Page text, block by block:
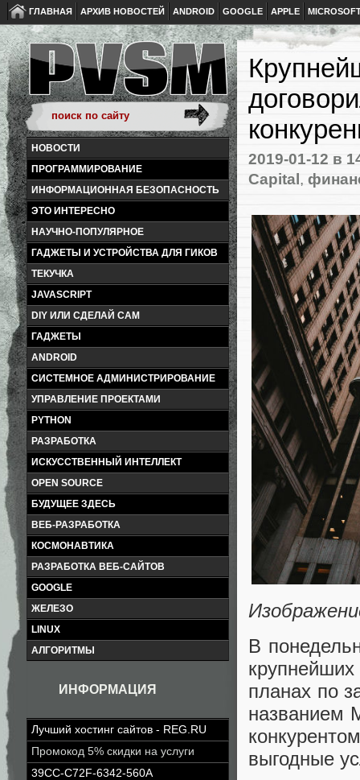
ГЛАВНАЯ АРХИВ НОВОСТЕЙ ANDROID GOOGLE APPLE
НОВОСТИ
ПРОГРАММИРОВАНИЕ
ИНФОРМАЦИОННАЯ БЕЗОПАСНОСТЬ
ЭТО ИНТЕРЕСНО
НАУЧНО-ПОПУЛЯРНОЕ
ГАДЖЕТЫ И УСТРОЙСТВА ДЛЯ ГИКОВ
ТЕКУЧКА
JAVASCRIPT
DIY ИЛИ СДЕЛАЙ САМ
ГАДЖЕТЫ
ANDROID
СИСТЕМНОЕ АДМИНИСТРИРОВАНИЕ
УПРАВЛЕНИЕ ПРОЕКТАМИ
PYTHON
РАЗРАБОТКА
ИСКУССТВЕННЫЙ ИНТЕЛЛЕКТ
OPEN SOURCE
БУДУЩЕЕ ЗДЕСЬ
ВЕБ-РАЗРАБОТКА
КОСМОНАВТИКА
РАЗРАБОТКА ВЕБ-САЙТОВ
GOOGLE
ЖЕЛЕЗО
LINUX
АЛГОРИТМЫ
ИНФОРМАЦИЯ
Лучший хостинг сайтов - REG.RU
Промокод 5% скидки на услуги
39CC-C72F-6342-560A
2019-01-12 в
Capital,
В
планах по
названием
выгодные